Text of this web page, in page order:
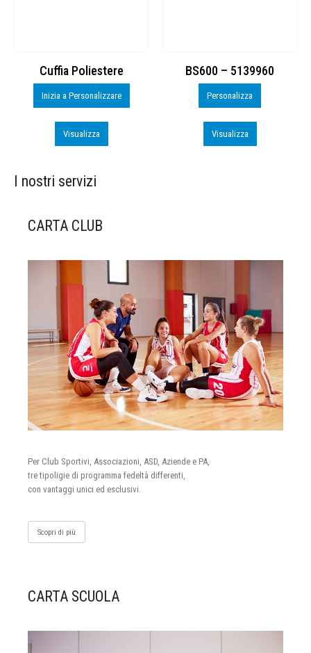
Cuffia Poliestere
Inizia a Personalizzare
Visualizza
BS600 – 5139960
Personalizza
Visualizza
I nostri servizi
CARTA CLUB
Per Club Sportivi, Associazioni, ASD, Aziende e PA,
tre tipoligie di programma fedeltà differenti,
con vantaggi unici ed esclusivi.
Scopri di più
CARTA SCUOLA